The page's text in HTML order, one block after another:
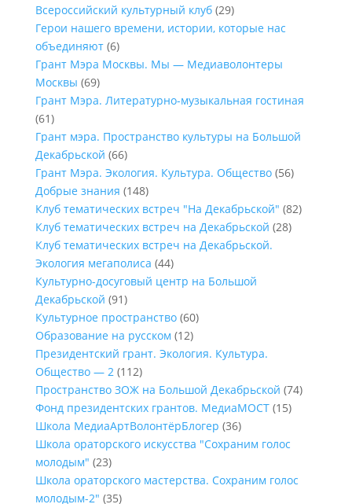
Всероссийский культурный клуб(29)
Герои нашего времени, истории, которые нас
объединяют(6)
Грант Мэра Москвы. Мы — Медиаволонтеры
Москвы (69)
Грант Мэра. Литературно-музыкальная гостиная
(61)
Грант мэра. Пространство культуры на Большой
Декабрьской (66)
Грант Мэра. Экология. Культура. Общество(56)
Добрые знания (148)
Клуб тематических встреч "На Декабрьской" (82)
Клуб тематических встреч на Декабрьской (28)
Клуб тематических встреч на Декабрьской.
Экология мегаполиса (44)
Культурно-досуговый центр на Большой
Декабрьской (91)
Культурное пространство(60)
Образование на русском (12)
Президентский грант. Экология. Культура.
Общество — 2(112)
Пространство ЗОЖ на Большой Декабрьской (74)
Фонд президентских грантов. МедиаМОСТ(15)
Школа МедиаАртВолонтёрБлогер (36)
Школа ораторского искусства "Сохраним голос
молодым" (23)
Школа ораторского мастерства. Сохраним голос
молодым-2" (35)